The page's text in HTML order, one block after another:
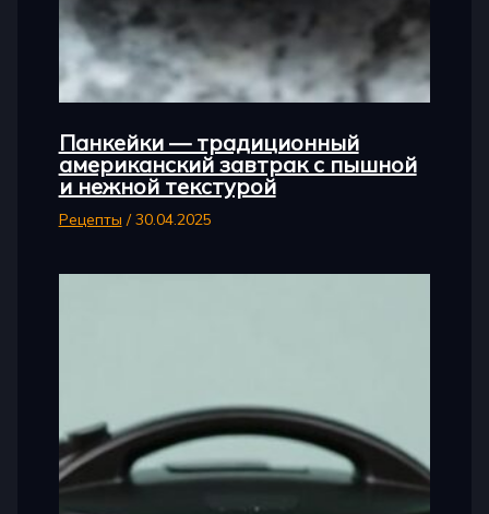
Панкейки — традиционный
американский завтрак с пышной
и нежной текстурой
Рецепты /30.04.2025